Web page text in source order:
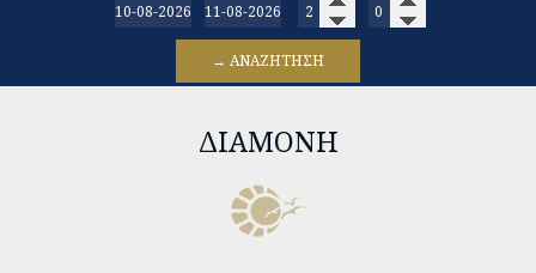
→ ΑΝΑΖΉΤΗΣΗ
ΔΙΑΜΟΝΉ